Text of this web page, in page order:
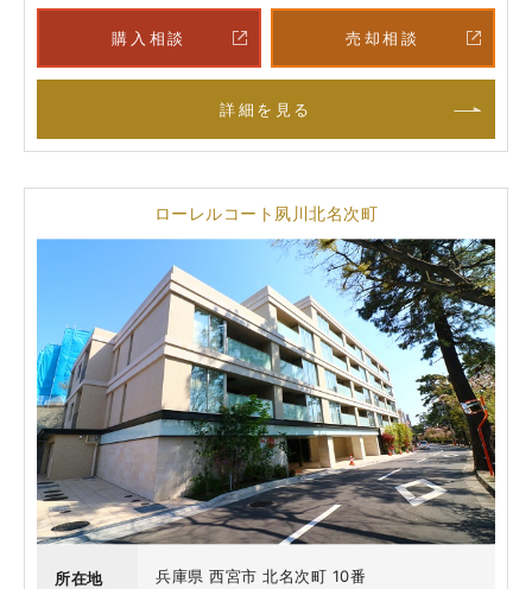
購入相談 売却相談
詳細を見る
ローレルコート夙川北名次町
所在地 兵庫県 西宮市 北名次町 10番